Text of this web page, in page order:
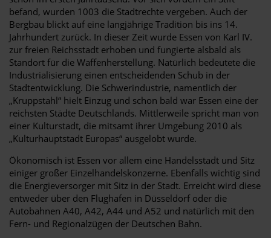
befand, wurden 1003 die Stadtrechte vergeben. Auch der
Bergbau blickt auf eine langjährige Tradition bis ins 14.
Jahrhundert zurück. In dieser Zeit wurde Essen von Karl IV.
zur freien Reichsstadt erhoben und fungierte alsbald als
Standort für die Waffenherstellung. Natürlich bedeutete die
Industrialisierung einen entscheidenden Schub in der
Stadtentwicklung. Die Schwerindustrie, namentlich der
„Kruppstahl“ hielt Einzug und schon bald war Essen eine der
reichsten Städte Deutschlands. Mittlerweile spricht man von
einer Kulturstadt, die mitsamt ihrer Umgebung 2010 als
„Kulturhauptstadt Europas“ ausgelobt wurde.
Ökonomisch ist Essen vor allem eine Handelsstadt und Sitz
einiger großer Einzelhandelskonzerne. Ebenfalls wichtig sind
die Energieversorger mit Sitz in der Stadt. Erreicht wird diese
entweder über den Flughafen in Düsseldorf oder die
Autobahnen A40, A42, A44 und A52 und natürlich mit den
Fern- und Regionalzügen der Deutschen Bahn.